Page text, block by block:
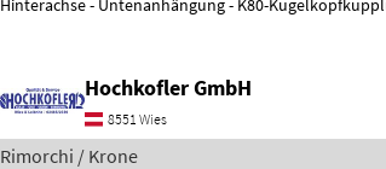
Hinterachse - Untenanhängung - K80-
Hochkofler GmbH
8551 Wies
Rimorchi / Krone